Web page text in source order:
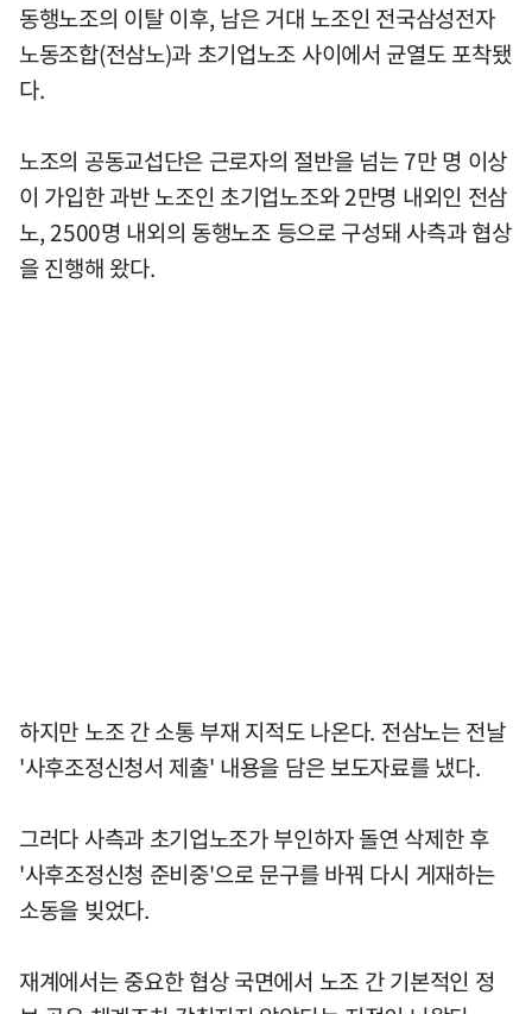
동행노조의 이탈 이후, 남은 거대 노조인 전국삼성전자
노동조합(전삼노)과 초기업노조 사이에서 균열도 포착됐
다.
노조의 공동교섭단은 근로자의 절반을 넘는 7만 명 이상
이 가입한 과반 노조인 초기업노조와 2만명 내외인 전삼
노, 2500명 내외의 동행노조 등으로 구성돼 사측과 협상
을 진행해 왔다.
하지만 노조 간 소통 부재 지적도 나온다. 전삼노는 전날
'사후조정신청서 제출' 내용을 담은 보도자료를 냈다.
그러다 사측과 초기업노조가 부인하자 돌연 삭제한 후
'사후조정신청 준비중'으로 문구를 바꿔 다시 게재하는
소동을 빚었다.
재계에서는 중요한 협상 국면에서 노조 간 기본적인 정